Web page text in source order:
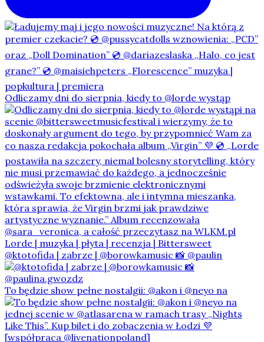
Odliczamy dni do sierpnia, kiedy to @lorde wystąp
@ktotofida | zabrze | @borowkamusic 📸 @paulin
To będzie show pełne nostalgii: @akon i @neyo na